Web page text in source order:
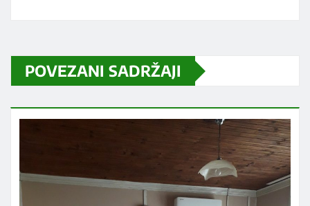
POVEZANI SADRŽAJI